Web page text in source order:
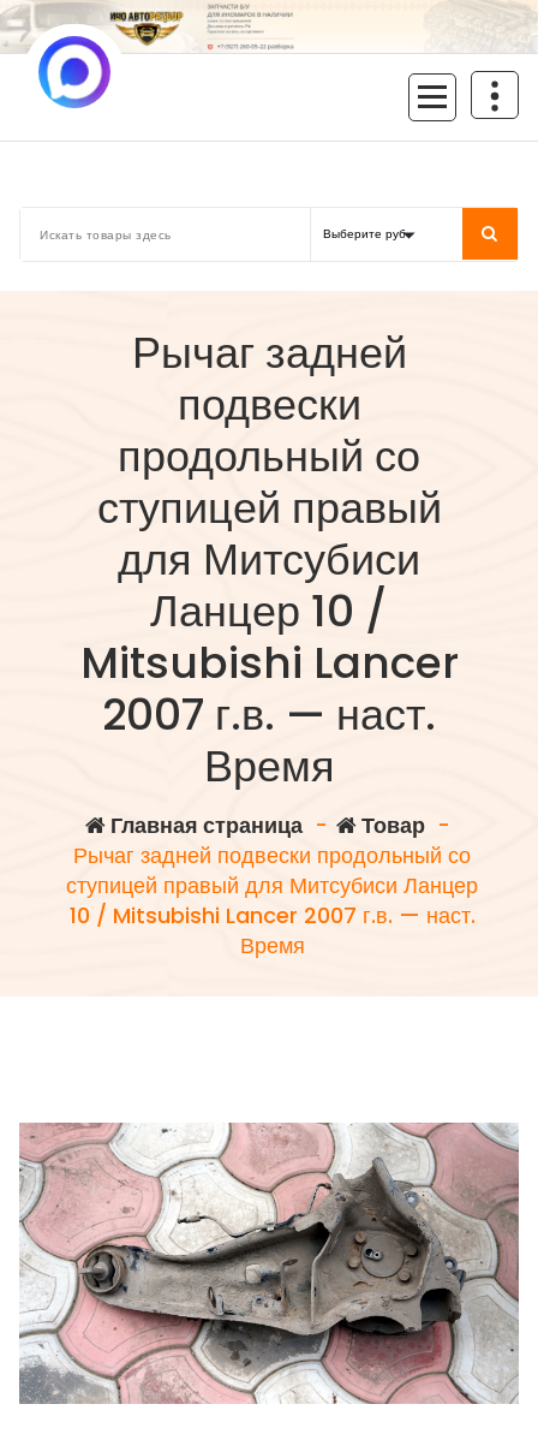
Перейти
к
содержимому
Рычаг задней
подвески
продольный со
ступицей правый
для Митсубиси
Ланцер 10 /
Mitsubishi Lancer
2007 г.в. — наст.
Время
Главная страница- Товар-
Рычаг задней подвески продольный со
ступицей правый для Митсубиси Ланцер
10 / Mitsubishi Lancer 2007 г.в. — наст.
Время